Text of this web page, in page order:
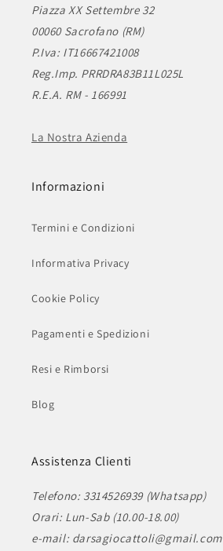
Piazza XX Settembre 32
00060 Sacrofano (RM)
P.Iva: IT16667421008
Reg.Imp. PRRDRA83B11L025L
R.E.A. RM - 166991
La Nostra Azienda
Informazioni
Termini e Condizioni
Informativa Privacy
Cookie Policy
Pagamenti e Spedizioni
Resi e Rimborsi
Blog
Assistenza Clienti
Telefono: 3314526939 (Whatsapp)
Orari: Lun-Sab (10.00-18.00)
e-mail: darsagiocattoli@gmail.com